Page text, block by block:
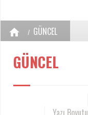
GÜNCEL
GÜNCEL